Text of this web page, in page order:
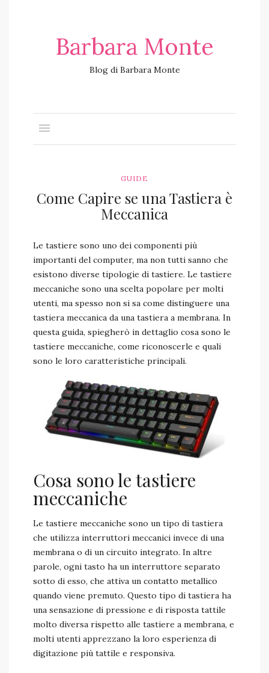
Barbara Monte
Blog di Barbara Monte
GUIDE
Come Capire se una Tastiera è
Meccanica
Le tastiere sono uno dei componenti più
importanti del computer, ma non tutti sanno che
esistono diverse tipologie di tastiere. Le tastiere
meccaniche sono una scelta popolare per molti
utenti, ma spesso non si sa come distinguere una
tastiera meccanica da una tastiera a membrana. In
questa guida, spiegherò in dettaglio cosa sono le
tastiere meccaniche, come riconoscerle e quali
sono le loro caratteristiche principali.
Cosa sono le tastiere
meccaniche
Le tastiere meccaniche sono un tipo di tastiera
che utilizza interruttori meccanici invece di una
membrana o di un circuito integrato. In altre
parole, ogni tasto ha un interruttore separato
sotto di esso, che attiva un contatto metallico
quando viene premuto. Questo tipo di tastiera ha
una sensazione di pressione e di risposta tattile
molto diversa rispetto alle tastiere a membrana, e
molti utenti apprezzano la loro esperienza di
digitazione più tattile e responsiva.